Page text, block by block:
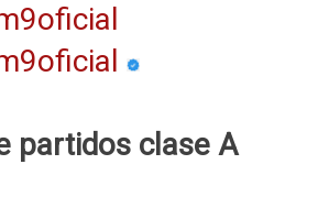
partidos clase A